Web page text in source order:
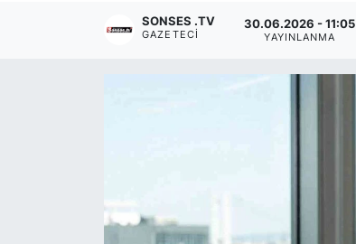
SONSES .TV
GAZETECI
30.06.2026 - 11:05
YAYINLANMA
Siyaset